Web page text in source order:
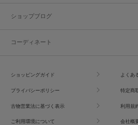
ショップブログ
コーディネート
ショッピングガイド よくあ
プライバシーポリシー 特定商
古物営業法に基づく表示 利用規
ご利用環境について 会社概